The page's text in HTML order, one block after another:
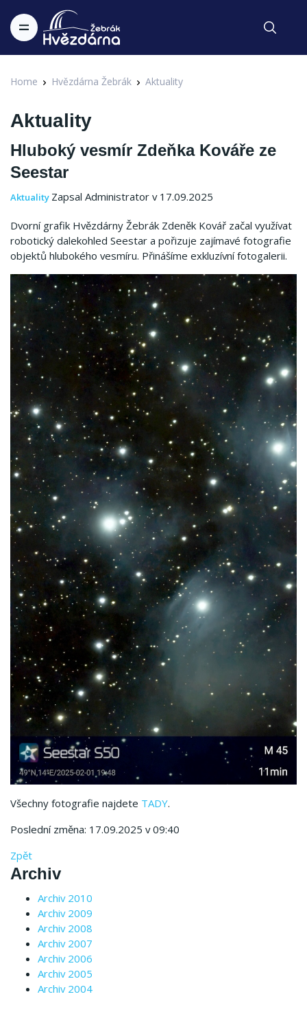
Home Hvězdárna Žebrák Aktuality
Aktuality
Hluboký vesmír Zdeňka Kováře ze
Seestar
Aktuality Zapsal Administrator v 17.09.2025
Dvorní grafik Hvězdárny Žebrák Zdeněk Kovář začal využívat
robotický dalekohled Seestar a pořizuje zajímavé fotografie
objektů hlubokého vesmíru. Přinášíme exkluzívní fotogalerii.
Všechny fotografie najdete TADY.
Poslední změna: 17.09.2025 v 09:40
Zpět
Archiv
Archiv 2010
Archiv 2009
Archiv 2008
Archiv 2007
Archiv 2006
Archiv 2005
Archiv 2004